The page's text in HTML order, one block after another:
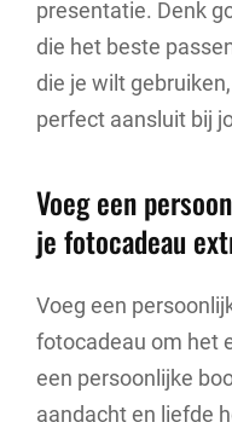
presentatie. Denk
die het beste
die je wilt
perfect aansluit bij
Voeg een
je fotocadeau
Voeg een
fotocadeau om het
een persoonlijke
aandacht en liefde